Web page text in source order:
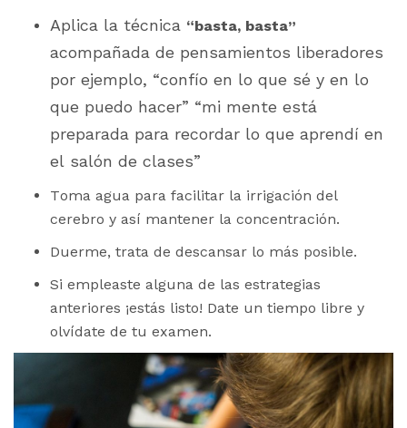
Aplica la técnica “basta, basta”
acompañada de pensamientos liberadores
por ejemplo, “confío en lo que sé y en lo
que puedo hacer” “mi mente está
preparada para recordar lo que aprendí en
el salón de clases”
Toma agua para facilitar la irrigación del
cerebro y así mantener la concentración.
Duerme, trata de descansar lo más posible.
Si empleaste alguna de las estrategias
anteriores ¡estás listo! Date un tiempo libre y
olvídate de tu examen.